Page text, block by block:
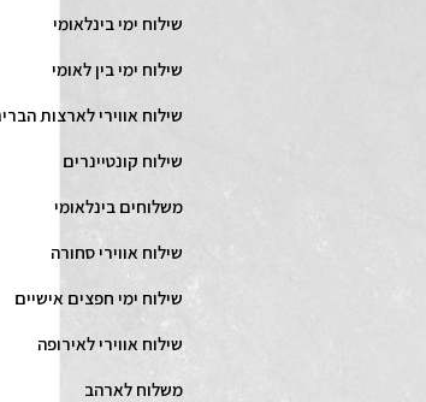
שילוח ימי בינלאומי
שילוח ימי בין לאומי
שילוח אווירי לארצות
שילוח קונטיינרים
משלוחים בינלאומי
שילוח אווירי סחורה
שילוח ימי חפצים אישיים
שילוח אווירי לאירופה
משלוח לארהב